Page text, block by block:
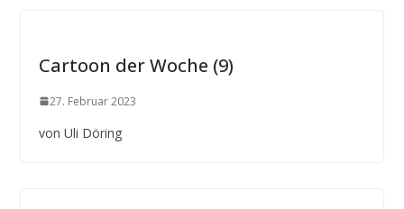
Cartoon der Woche (9)
27. Februar 2023
von Uli Döring